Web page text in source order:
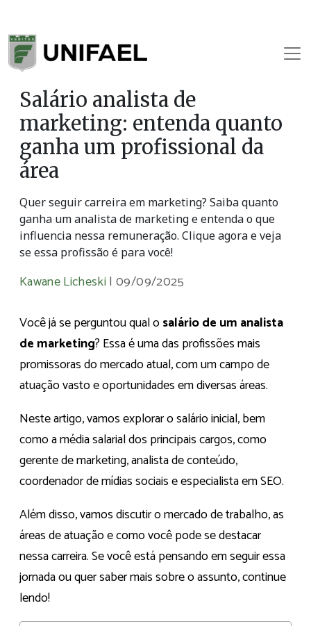
Salário analista de
marketing: entenda quanto
ganha um profissional da
área
Quer seguir carreira em marketing? Saiba quanto
ganha um analista de marketing e entenda o que
influencia nessa remuneração. Clique agora e veja
se essa profissão é para você!
Kawane Licheski |09/09/2025
Você já se perguntou qual osalário de um analista
de marketing? Essa é uma das profissões mais
promissoras do mercado atual, com um campo de
atuação vasto e oportunidades em diversas áreas.
Neste artigo, vamos explorar o salário inicial, bem
como a média salarial dos principais cargos, como
gerente de marketing, analista de conteúdo,
coordenador de mídias sociais e especialista em SEO.
Além disso, vamos discutir o mercado de trabalho, as
áreas de atuação e como você pode se destacar
nessa carreira. Se você está pensando em seguir essa
jornada ou quer saber mais sobre o assunto, continue
lendo!